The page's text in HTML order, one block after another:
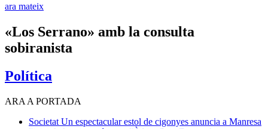
ara mateix
«Los Serrano» amb la consulta
sobiranista
Política
ARA A PORTADA
Societat Un espectacular estol de cigonyes anuncia a Manresa